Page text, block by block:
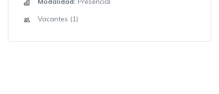
Vacantes (1)